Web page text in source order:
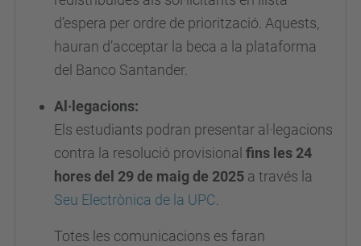
d’espera per ordre de priorització. Aquests,
hauran d’acceptar la beca a la plataforma
del Banco Santander.
Al·legacions:
Els estudiants podran presentar al·legacions
contra la resolució provisional fins les 24
hores del 29 de maig de 2025 a través la
Seu Electrònica de la UPC.
Totes les comunicacions es faran